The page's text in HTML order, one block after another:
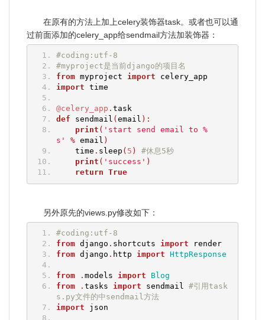
在原有的方法上加上celery装饰器task。或者也可以通
过前面添加的celery_app给sendmail方法加装饰器：
#coding:utf-8
#myproject是当前django的项目名
from myproject import celery_app
import time
@celery_app . task
def sendmail ( email ):
print ( 'start send email to %
s'
% email )
time . sleep ( 5 )
#休息5秒
print ( 'success' )
return True
另外原先的views.py修改如下：
#coding:utf-8
from django . shortcuts import render
from django . http import HttpResponse
from . models import
Blog
from
. tasks import sendmail #引用task
s.py文件的中sendmail方法
import json